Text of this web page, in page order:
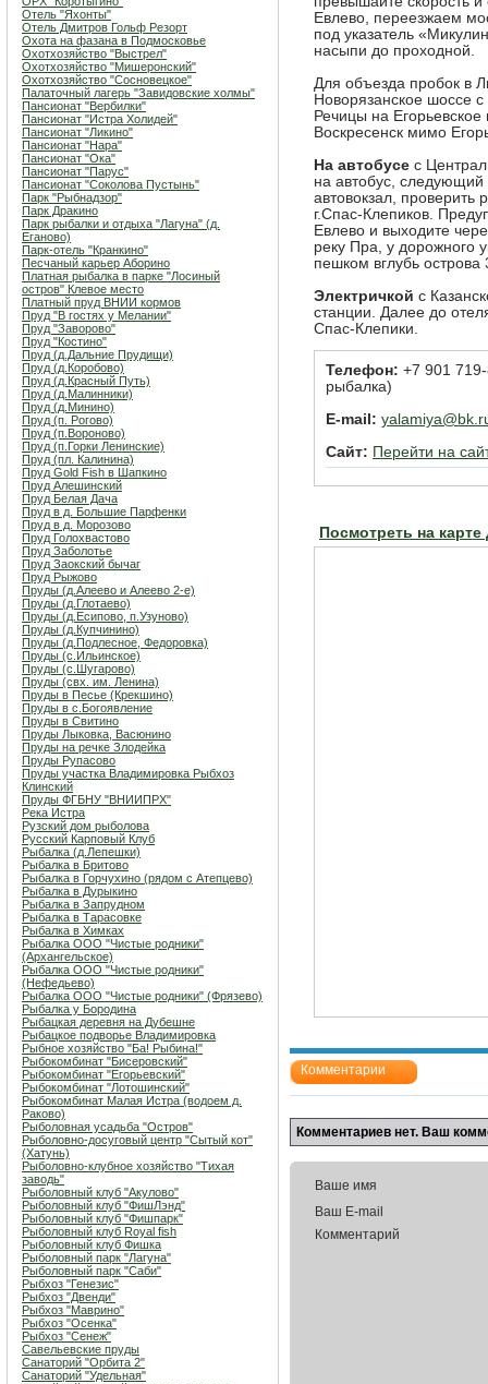
Отель "Яхонты"
Отель Дмитров Гольф Резорт
Охота на фазана в Подмосковье
Охотхозяйство "Выстрел"
Охотхозяйство "Мишеронский"
Охотхозяйство "Сосновецкое"
Палаточный лагерь "Завидовские холмы"
Пансионат "Вербилки"
Пансионат "Истра Холидей"
Пансионат "Ликино"
Пансионат "Нара"
Пансионат "Ока"
Пансионат "Парус"
Пансионат "Соколова Пустынь"
Парк "Рыбнадзор"
Парк Дракино
Парк рыбалки и отдыха "Лагуна" (д.
Еганово)
Парк-отель "Кранкино"
Песчаный карьер Аборино
Платная рыбалка в парке "Лосиный
остров" Клевое место
Платный пруд ВНИИ кормов
Пруд "В гостях у Мелании"
Пруд "Заворово"
Пруд "Костино"
Пруд (д.Дальние Прудищи)
Пруд (д.Коробово)
Пруд (д.Красный Путь)
Пруд (д.Малинники)
Пруд (д.Минино)
Пруд (п. Рогово)
Пруд (п.Вороново)
Пруд (п.Горки Ленинские)
Пруд (пл. Калинина)
Пруд Gold Fish в Шапкино
Пруд Алешинский
Пруд Белая Дача
Пруд в д. Большие Парфенки
Пруд в д. Морозово
Пруд Голохвастово
Пруд Заболотье
Пруд Заокский бычаг
Пруд Рыжово
Пруды (д.Алеево и Алеево 2-е)
Пруды (д.Глотаево)
Пруды (д.Есипово, п.Узуново)
Пруды (д.Купчинино)
Пруды (д.Подлесное, Федоровка)
Пруды (с.Ильинское)
Пруды (с.Шугарово)
Пруды (свх. им. Ленина)
Пруды в Песье (Крекшино)
Пруды в с.Богоявление
Пруды в Свитино
Пруды Лыковка, Васюнино
Пруды на речке Злодейка
Пруды Рупасово
Пруды участка Владимировка Рыбхоз
Клинский
Пруды ФГБНУ "ВНИИПРХ"
Река Истра
Рузский дом рыболова
Русский Карповый Клуб
Рыбалка (д.Лепешки)
Рыбалка в Бритово
Рыбалка в Горчухино (рядом с Атепцево)
Рыбалка в Дурыкино
Рыбалка в Запрудном
Рыбалка в Тарасовке
Рыбалка в Химках
Рыбалка ООО "Чистые родники"
(Архангельское)
Рыбалка ООО "Чистые родники"
(Нефедьево)
Рыбалка ООО "Чистые родники" (Фрязево)
Рыбалка у Бородина
Рыбацкая деревня на Дубешне
Рыбацкое подворье Владимировка
Рыбное хозяйство "Ба! Рыбина!"
Рыбокомбинат "Бисеровский"
Рыбокомбинат "Егорьевский"
Рыбокомбинат "Лотошинский"
Рыбокомбинат Малая Истра (водоем д.
Раково)
Рыболовная усадьба "Остров"
Рыболовно-досуговый центр "Сытый кот"
(Хатунь)
Рыболовно-клубное хозяйство "Тихая
заводь"
Рыболовный клуб "Акулово"
Рыболовный клуб "ФишЛэнд"
Рыболовный клуб "Фишпарк"
Рыболовный клуб Royal fish
Рыболовный клуб Фишка
Рыболовный парк "Лагуна"
Рыболовный парк "Саби"
Рыбхоз "Генезис"
Рыбхоз "Двенди"
Рыбхоз "Маврино"
Рыбхоз "Осенка"
Рыбхоз "Сенеж"
Савельевские пруды
Санаторий "Орбита 2"
Санаторий "Удельная"
Евлево, переезжаем
под указатель
насыпи до проходной.
Для объезда пробок в
Новорязанское шоссе
Речицы на
Воскресенск мимо
На автобусе с
на автобус, следующий
автовокзал, проверить
г.Спас-Клепиков.
Евлево и выходите
реку Пра, у дорожного
пешком вглубь острова
Электричкой с
станции. Далее до
Спас-Клепики.
Телефон: +7 901
рыбалка)
E-mail:
Сайт: Перейти на
Посмотреть на
Комментарии
Комментариев нет. Ваш
Ваше имя
Ваш E-mail
Комментарий